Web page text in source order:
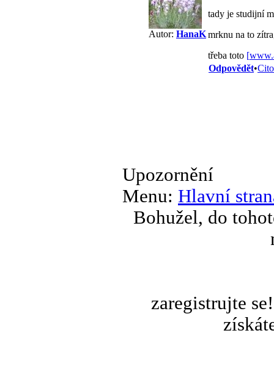
Autor: HanaK
tady je studijní
mrknu na to
třeba toto [
Odpovědět•
Upozornění
Menu: Hlavní
Bohužel, do
zaregistrujte